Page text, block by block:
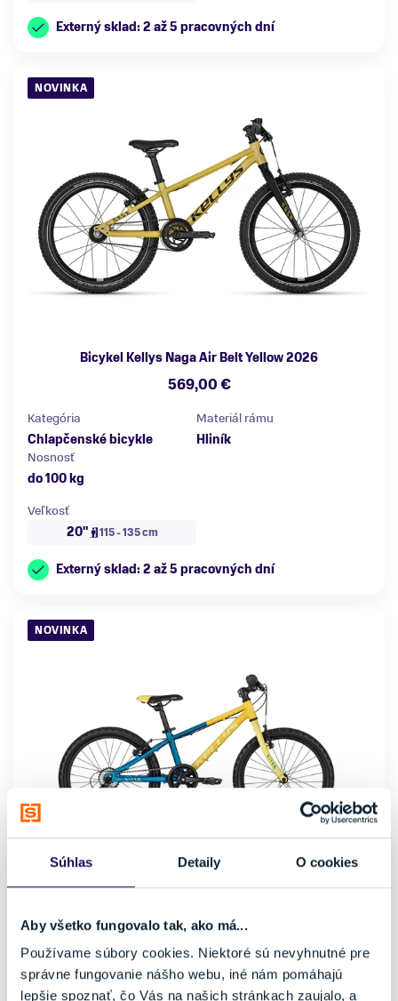
Súhlas Detaily O cookies
Aby všetko fungovalo tak, ako má...
Používame súbory cookies. Niektoré sú nevyhnutné pre
správne fungovanie nášho webu, iné nám pomáhajú
lepšie spoznať, čo Vás na našich stránkach zaujalo, a
Externý sklad: 2 až 5 pracovných dní
NOVINKA
Bicykel Kellys Naga Air Belt Yellow 2026
569,00 €
Kategória
Chlapčenské bicykle
Materiál rámu
Hliník
Nosnosť
do 100 kg
Veľkosť
20"
115 - 135 cm
Externý sklad: 2 až 5 pracovných dní
NOVINKA
349,00 €
Kategória
Detské bicykle
Materiál rámu
Hliník